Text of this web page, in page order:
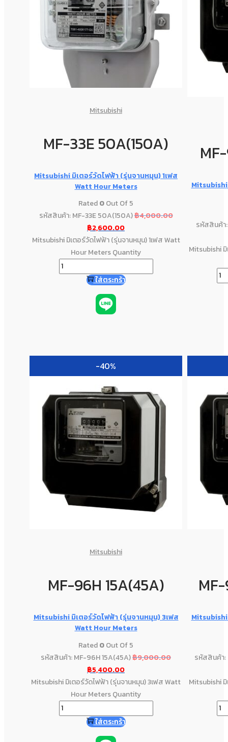
Mitsubishi
MF-33E 50A(150A)
Mitsubishi มิเตอร์วัดไฟฟ้า (รุ่นจานหมุน) 1เฟส
Watt Hour Meters
Rated0Out Of 5
รหัสสินค้า: MF-33E 50A(150A)฿4,000.00
฿2,600.00
Mitsubishi มิเตอร์วัดไฟฟ้า (รุ่นจานหมุน) 1เฟส Watt
Hour Meters Quantity
ใส่ตระกร้า
รหัสสินค้า
Mitsubishi
-40%
Mitsubishi
MF-96H 15A(45A)
Mitsubishi มิเตอร์วัดไฟฟ้า (รุ่นจานหมุน) 3เฟส
Watt Hour Meters
Rated0Out Of 5
รหัสสินค้า: MF-96H 15A(45A)฿9,000.00
฿5,400.00
Mitsubishi มิเตอร์วัดไฟฟ้า (รุ่นจานหมุน) 3เฟส Watt
Hour Meters Quantity
ใส่ตระกร้า
รหัสสินค้า:
Mitsubishi